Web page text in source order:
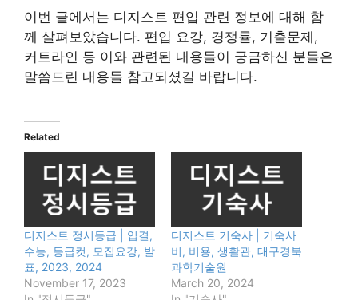
이번 글에서는 디지스트 편입 관련 정보에 대해 함
께 살펴보았습니다. 편입 요강, 경쟁률, 기출문제,
커트라인 등 이와 관련된 내용들이 궁금하신 분들은
말씀드린 내용들 참고되셨길 바랍니다.
Related
디지스트 정시등급 | 입결,
수능, 등급컷, 모집요강, 발
표, 2023, 2024
November 17, 2023
디지스트 기숙사 | 기숙사
비, 비용, 생활관, 대구경북
과학기술원
March 20, 2024